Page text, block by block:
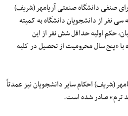
صنفی دانشگاه صنعتی آریامهر (شریف)
نفر از دانشجویان دانشگاه به کمیته
حکم اولیه حداقل شش نفر از این
با «پنج سال محرومیت از تحصیل در کلیه
(شریف) احکام سایر دانشجویان نیز عمدتاً
ترم» صادر شده است.